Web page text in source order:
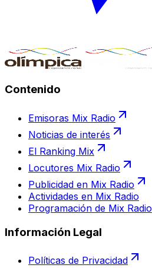
Contenido
Emisoras Mix Radio
Noticias de interés
El Ranking Mix
Locutores Mix Radio
Publicidad en Mix Radio
Actividades en Mix Radio
Programación de Mix Radio
Información Legal
Políticas de Privacidad